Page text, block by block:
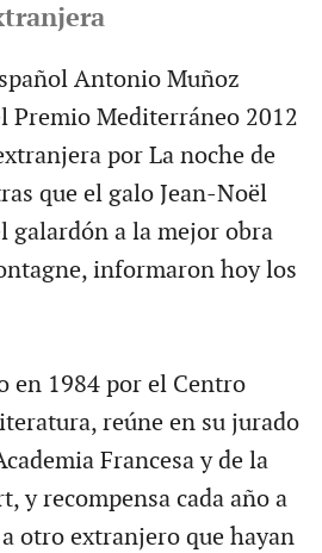
Antonio Muñoz
Premio Mediterráneo 2012
por La noche de
que el galo Jean-Noël
galardón a la mejor obra
informaron hoy los
en 1984 por el Centro
reúne en su jurado
Francesa y de la
y recompensa cada año a
otro extranjero que hayan